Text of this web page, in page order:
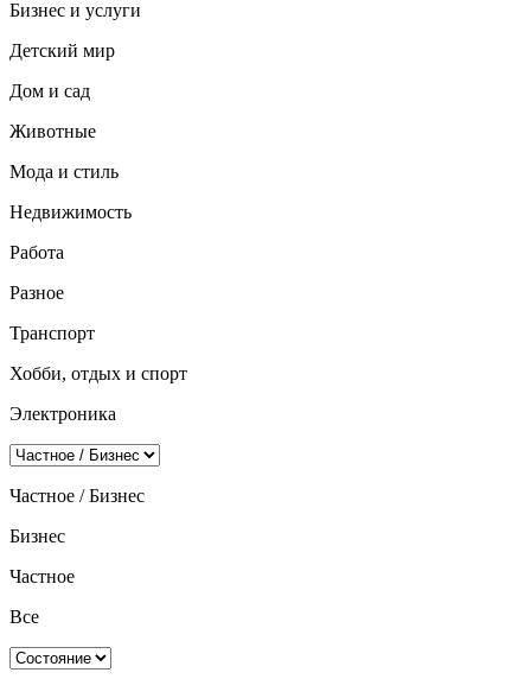
Бизнес и услуги
Детский мир
Дом и сад
Животные
Мода и стиль
Недвижимость
Работа
Разное
Транспорт
Хобби, отдых и спорт
Электроника
Частное / Бизнес
Бизнес
Частное
Все